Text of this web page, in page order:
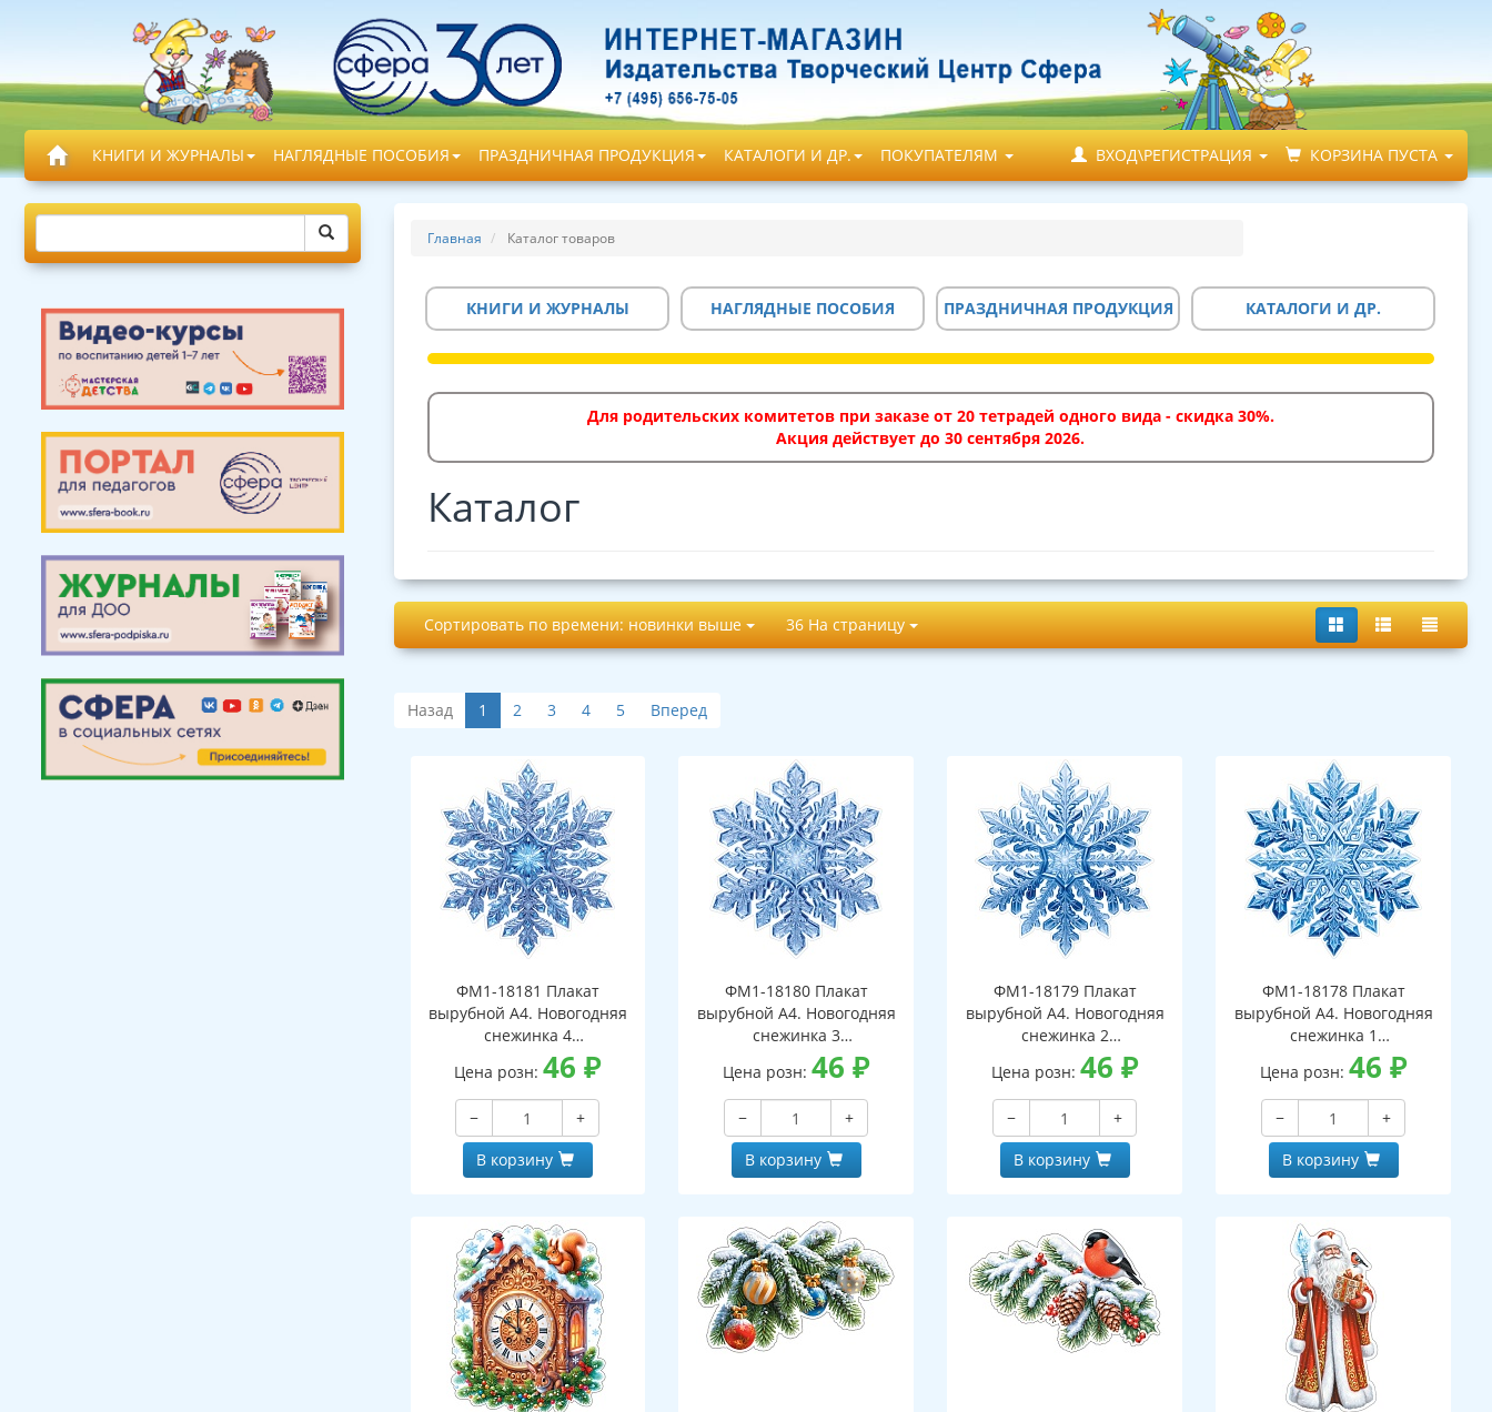
КНИГИ И ЖУРНАЛЫ НАГЛЯДНЫЕ ПОСОБИЯ ПРАЗДНИЧНАЯ ПРОДУКЦИЯ КАТАЛОГИ И ДР. ПОКУПАТЕЛЯМ ВХОД\РЕГИСТРАЦИЯ КОРЗИНА ПУСТА
Главная Каталог товаров
КНИГИ И ЖУРНАЛЫ НАГЛЯДНЫЕ ПОСОБИЯ ПРАЗДНИЧНАЯ ПРОДУКЦИЯ КАТАЛОГИ И ДР.
Для родительских комитетов при заказе от 20 тетрадей одного вида - скидка 30%.
Акция действует до 30 сентября 2026.
Каталог
Сортировать по времени: новинки выше 36 На страницу
Назад 1 2 3 4 5 Вперед
ФМ1-18181 Плакат
вырубной А4. Новогодняя
снежинка 4
(двухсторонний, ВД-лак)
Цена розн:46₽
−
+
В корзину
ФМ1-18180 Плакат
вырубной А4. Новогодняя
снежинка 3
(двухсторонний, ВД-лак)
Цена розн:46₽
−
+
В корзину
ФМ1-18179 Плакат
вырубной А4. Новогодняя
снежинка 2
(двухсторонний, ВД-лак)
Цена розн:46₽
−
+
В корзину
ФМ1-18178 Плакат
вырубной А4. Новогодняя
снежинка 1
(двухсторонний, ВД-лак)
Цена розн:46₽
−
+
В корзину